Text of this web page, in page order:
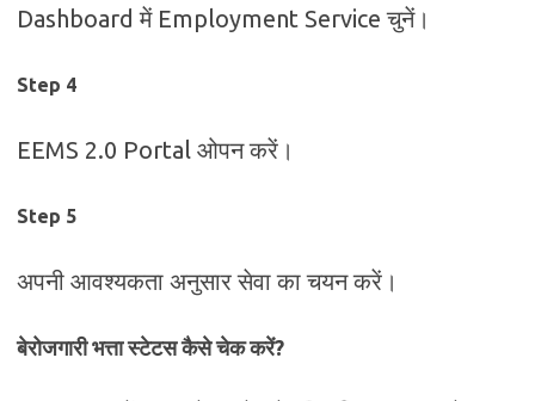
Dashboard में Employment Service चुनें।
Step 4
EEMS 2.0 Portal ओपन करें।
Step 5
अपनी आवश्यकता अनुसार सेवा का चयन करें।
बेरोजगारी भत्ता स्टेटस कैसे चेक करें?